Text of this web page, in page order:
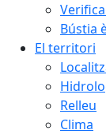
Bústia
El territori
Relleu
Clima